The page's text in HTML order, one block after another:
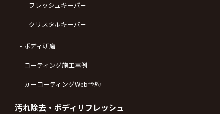
フレッシュキーパー
クリスタルキーパー
ボディ研磨
コーティング施工事例
カーコーティングWeb予約
汚れ除去・ボディリフレッシュ